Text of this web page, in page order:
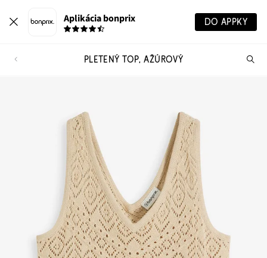
Aplikácia bonprix DO APPKY
PLETENÝ TOP, AŽÚROVÝ